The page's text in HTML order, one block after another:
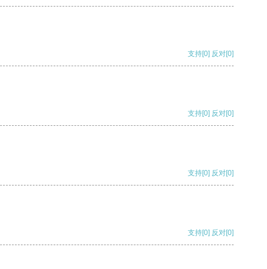
支持[0] 反对[0]
支持[0] 反对[0]
支持[0] 反对[0]
支持[0] 反对[0]